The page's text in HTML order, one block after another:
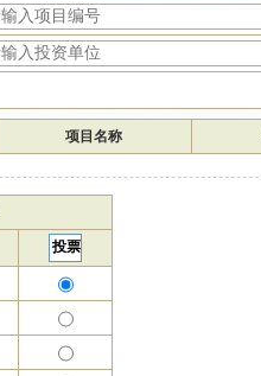
项目名称